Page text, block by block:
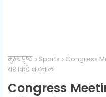
मुख्यपृष्ठ Sports
Congress
यशाकडे वाटचाल
Congress